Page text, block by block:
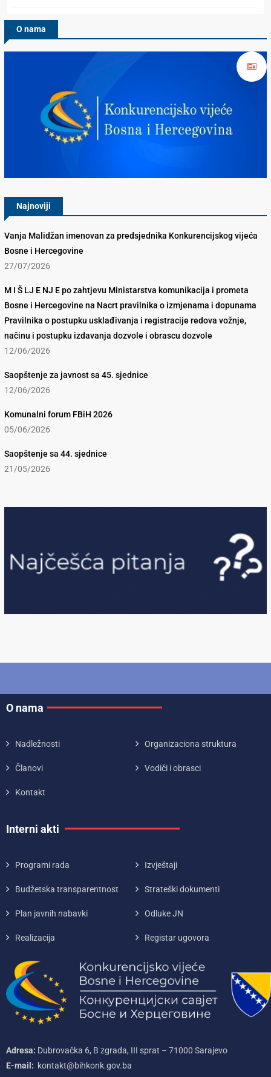
O nama
Najnoviji
Vanja Malidžan imenovan za predsjednika Konkurencijskog vijeća
Bosne i Hercegovine
27/07/2026
M I Š LJ E NJ E po zahtjevu Ministarstva komunikacija i prometa
Bosne i Hercegovine na Nacrt pravilnika o izmjenama i dopunama
Pravilnika o postupku usklađivanja i registracije redova vožnje,
načinu i postupku izdavanja dozvole i obrascu dozvole
12/06/2026
Saopštenje za javnost sa 45. sjednice
12/06/2026
Komunalni forum FBiH 2026
05/06/2026
Saopštenje sa 44. sjednice
21/05/2026
O nama
Nadležnosti Organizaciona struktura
Članovi Vodiči i obrasci
Kontakt
Interni akti
Programi rada Izvještaji
Budžetska transparentnost Strateški dokumenti
Plan javnih nabavki Odluke JN
Realizacija Registar ugovora
Adresa: Dubrovačka 6, B zgrada, III sprat – 71000‌ Sarajevo
E-mail: kontakt@bihkonk.gov.ba